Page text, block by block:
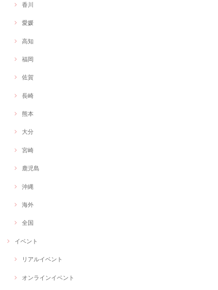
香川
愛媛
高知
福岡
佐賀
長崎
熊本
大分
宮崎
鹿児島
沖縄
海外
全国
イベント
リアルイベント
オンラインイベント